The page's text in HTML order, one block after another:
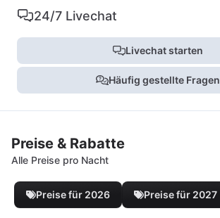
24/7 Livechat
Livechat starten
Häufig gestellte Fragen
Preise & Rabatte
Alle Preise pro Nacht
Preise für 2026 Preise für 2027